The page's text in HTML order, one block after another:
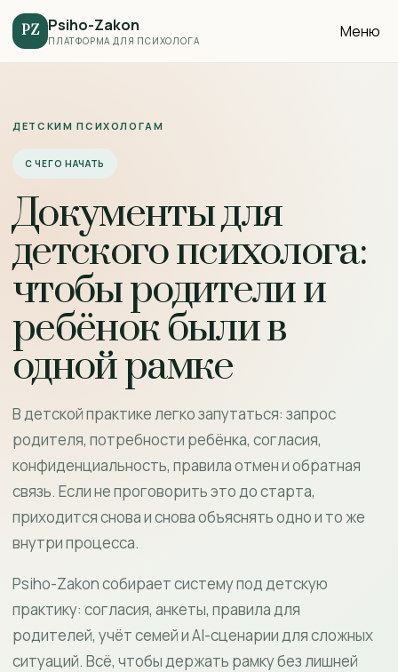
PZ Psiho-Zakon
ПЛАТФОРМА ДЛЯ ПСИХОЛОГА Меню
ДЕТСКИМ ПСИХОЛОГАМ
С ЧЕГО НАЧАТЬ
Документы для
детского психолога:
чтобы родители и
ребёнок были в
одной рамке
В детской практике легко запутаться: запрос
родителя, потребности ребёнка, согласия,
конфиденциальность, правила отмен и обратная
связь. Если не проговорить это до старта,
приходится снова и снова объяснять одно и то же
внутри процесса.
Psiho-Zakon собирает систему под детскую
практику: согласия, анкеты, правила для
родителей, учёт семей и AI-сценарии для сложных
ситуаций. Всё, чтобы держать рамку без лишней